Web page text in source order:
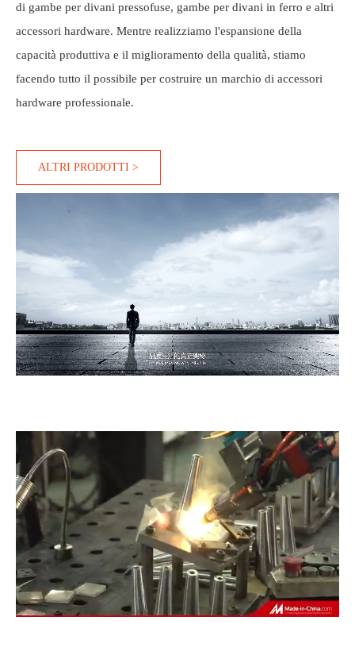
di gambe per divani pressofuse, gambe per divani in ferro e altri
accessori hardware. Mentre realizziamo l'espansione della
capacità produttiva e il miglioramento della qualità, stiamo
facendo tutto il possibile per costruire un marchio di accessori
hardware professionale.
ALTRI PRODOTTI >
Unmute Loaded:
14.72%
Unmute Loaded
100.00%